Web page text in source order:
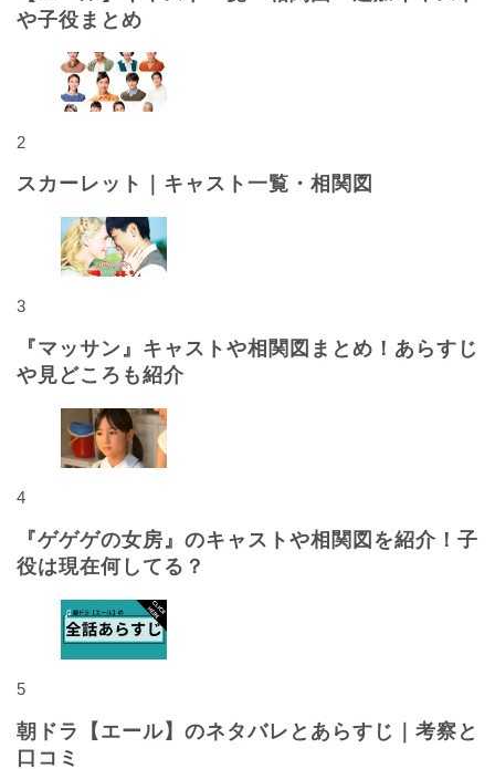
や子役まとめ
2
スカーレット｜キャスト一覧・相関図
3
『マッサン』キャストや相関図まとめ！あらすじ
や見どころも紹介
4
『ゲゲゲの女房』のキャストや相関図を紹介！子
役は現在何してる？
5
朝ドラ【エール】のネタバレとあらすじ｜考察と
口コミ